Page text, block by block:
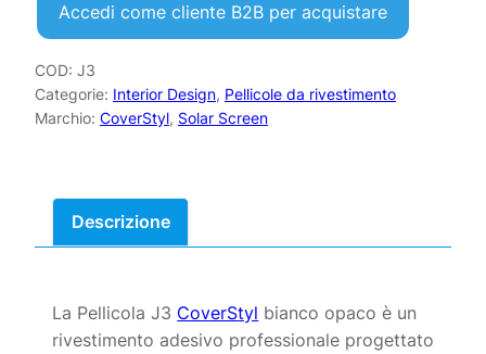
Accedi come cliente B2B per acquistare
COD: J3
Categorie: Interior Design, Pellicole da rivestimento
Marchio: CoverStyl, Solar Screen
Descrizione
La Pellicola J3 CoverStyl bianco opaco è un
rivestimento adesivo professionale progettato